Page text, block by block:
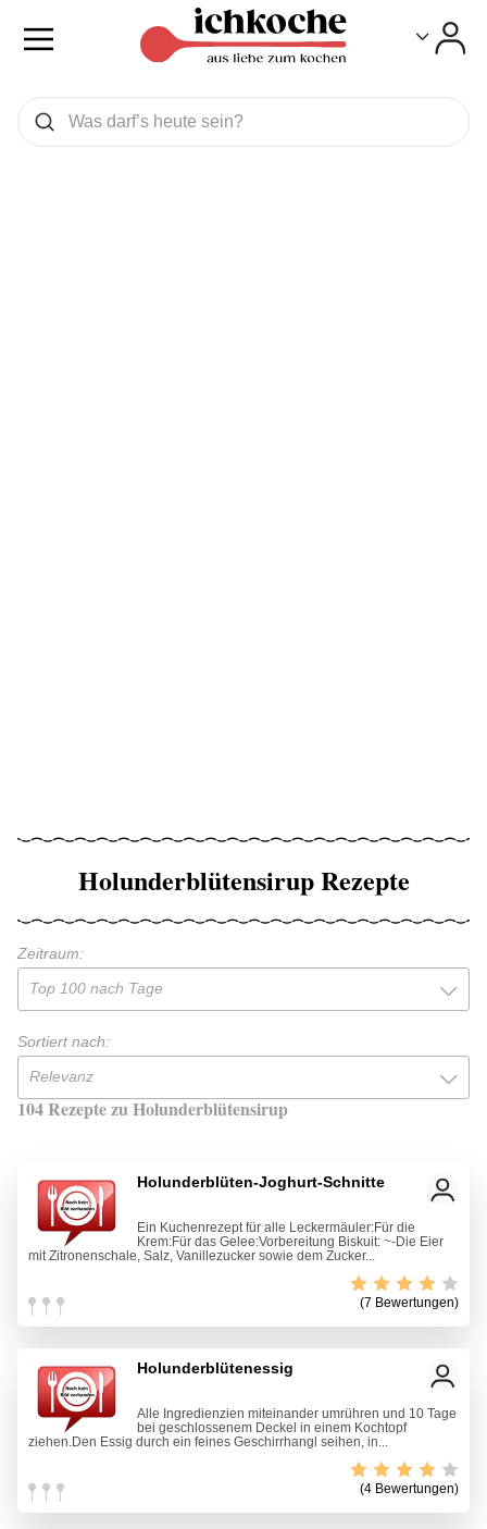
Was wollen Sie suchen
Suchen
Holunderblütensirup Rezepte
Zeitraum:
Top 100 nach Tage
Sortiert nach:
Relevanz
104 Rezepte zu Holunderblütensirup
Holunderblüten-Joghurt-Schnitte
Ein Kuchenrezept für alle Leckermäuler:Für die
Krem:Für das Gelee:Vorbereitung Biskuit: ~-Die Eier
mit Zitronenschale, Salz, Vanillezucker sowie dem Zucker...
(7 Bewertungen)
Holunderblütenessig
Alle Ingredienzien miteinander umrühren und 10 Tage
bei geschlossenem Deckel in einem Kochtopf
ziehen.Den Essig durch ein feines Geschirrhangl seihen, in...
(4 Bewertungen)